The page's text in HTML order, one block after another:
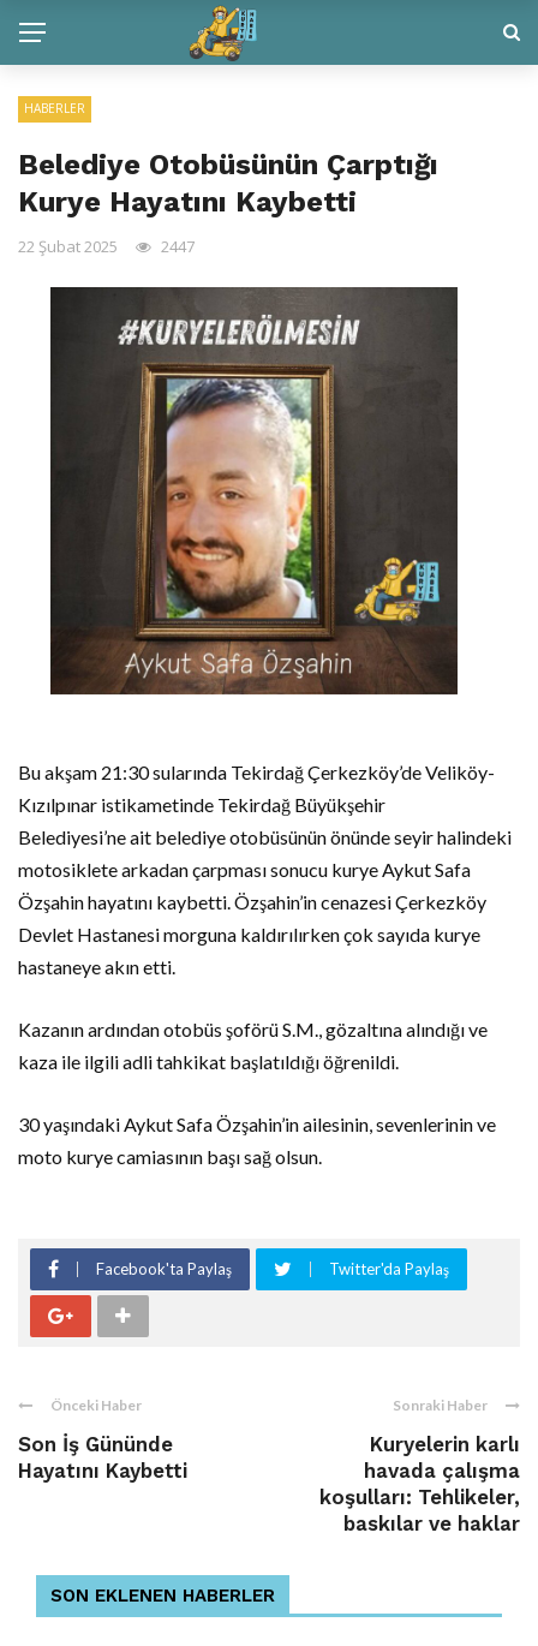
HABERLER
Belediye Otobüsünün Çarptığı
Kurye Hayatını Kaybetti
22 Şubat 2025 2447
Bu akşam 21:30 sularında Tekirdağ Çerkezköy’de Veliköy-
Kızılpınar istikametinde Tekirdağ Büyükşehir
Belediyesi’ne ait belediye otobüsünün önünde seyir halindeki
motosiklete arkadan çarpması sonucu kurye Aykut Safa
Özşahin hayatını kaybetti. Özşahin’in cenazesi Çerkezköy
Devlet Hastanesi morguna kaldırılırken çok sayıda kurye
hastaneye akın etti.
Kazanın ardından otobüs şoförü S.M., gözaltına alındığı ve
kaza ile ilgili adli tahkikat başlatıldığı öğrenildi.
30 yaşındaki Aykut Safa Özşahin’in ailesinin, sevenlerinin ve
moto kurye camiasının başı sağ olsun.
Facebook'ta Paylaş Twitter'da Paylaş
Önceki Haber
Son İş Gününde
Hayatını Kaybetti
Sonraki Haber
Kuryelerin karlı
havada çalışma
koşulları: Tehlikeler,
baskılar ve haklar
SON EKLENEN HABERLER